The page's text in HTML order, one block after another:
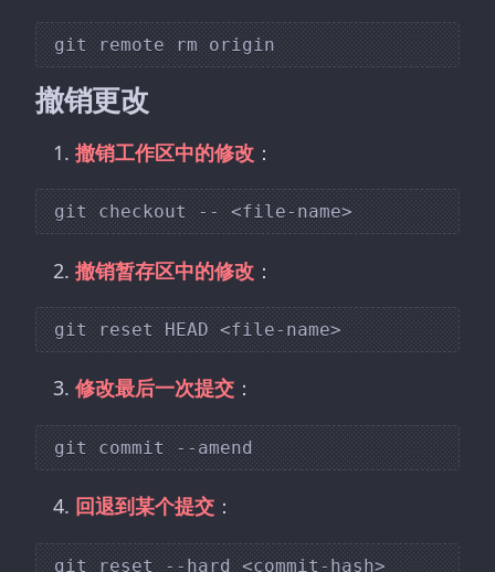
撤销更改
撤销工作区中的修改 ：
撤销暂存区中的修改 ：
修改最后一次提交 ：
回退到某个提交 ：
git reset --hard <commit-hash>